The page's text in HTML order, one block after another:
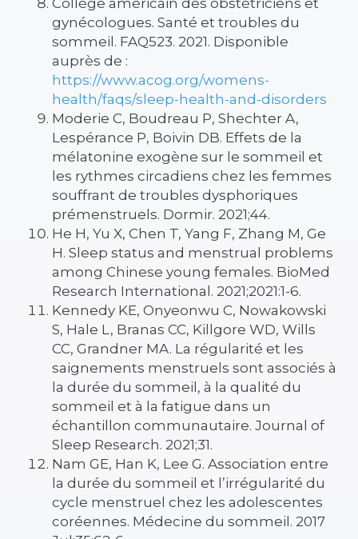
gynécologues. Santé et troubles du
sommeil. FAQ523. 2021. Disponible
auprès de :
https://www.acog.org/womens-
health/faqs/sleep-health-and-disorders
Moderie C, Boudreau P, Shechter A,
Lespérance P, Boivin DB. Effets de la
mélatonine exogène sur le sommeil et
les rythmes circadiens chez les femmes
souffrant de troubles dysphoriques
prémenstruels. Dormir. 2021;44.
He H, Yu X, Chen T, Yang F, Zhang M, Ge
H. Sleep status and menstrual problems
among Chinese young females. BioMed
Research International. 2021;2021:1-6.
Kennedy KE, Onyeonwu C, Nowakowski
S, Hale L, Branas CC, Killgore WD, Wills
CC, Grandner MA. La régularité et les
saignements menstruels sont associés à
la durée du sommeil, à la qualité du
sommeil et à la fatigue dans un
échantillon communautaire. Journal of
Sleep Research. 2021;31.
Nam GE, Han K, Lee G. Association entre
la durée du sommeil et l’irrégularité du
cycle menstruel chez les adolescentes
coréennes. Médecine du sommeil. 2017